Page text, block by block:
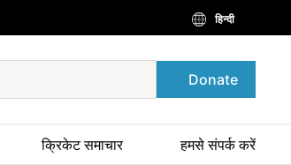
हिन्दी
Donate
क्रिकेट समाचार हमसे संपर्क करें